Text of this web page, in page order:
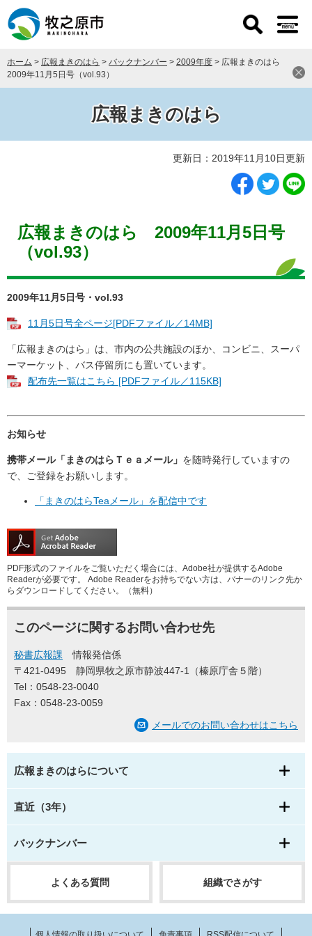
ー
先
頭
ニ
を
飛
本
ホーム > 広報まきのはら > バックナンバー > 2009年度 > 広報まきのはら
2009年11月5日号（vol.93）
広報まきのはら
更新日：2019年11月10日更新
広報まきのはら 2009年11月5日号
（vol.93）
2009年11月5日号・vol.93
11月5日号全ページ[PDFファイル／14MB]
「広報まきのはら」は、市内の公共施設のほか、コンビニ、スーパ
ーマーケット、バス停留所にも置いています。
配布先一覧はこちら [PDFファイル／115KB]
お知らせ
携帯メール「まきのはらＴｅａメール」 を随時発行していますの
で、ご登録をお願いします。
「まきのはらTeaメール」を配信中です
PDF形式のファイルをご覧いただく場合には、Adobe社が提供するAdobe
Readerが必要です。
Adobe Readerをお持ちでない方は、バナーのリンク先か
らダウンロードしてください。（無料）
このページに関するお問い合わせ先
秘書広報課
情報発信係
〒421-0495
静岡県牧之原市静波447-1（榛原庁舎５階）
Tel：0548-23-0040
Fax：0548-23-0059
メールでのお問い合わせはこちら
広報まきのはらについて
直近（3年）
バックナンバー
よくある質問 組織でさがす